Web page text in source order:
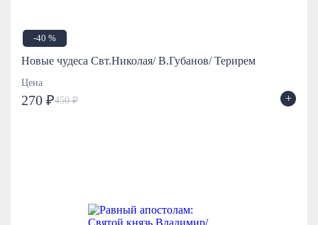
-40 %
Новые чудеса Свт.Николая/ В.Губанов/ Терирем
Цена
270 ₽450 ₽ +